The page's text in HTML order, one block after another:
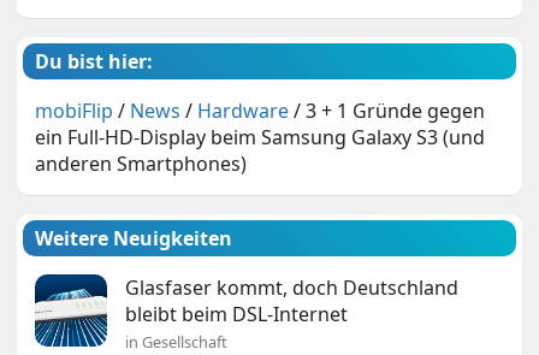
Du bist hier:
mobiFlip / News / Hardware/3 + 1 Gründe gegen
ein Full-HD-Display beim Samsung Galaxy S3 (und
anderen Smartphones)
Weitere Neuigkeiten
Glasfaser kommt, doch Deutschland
bleibt beim DSL-Internet
in Gesellschaft